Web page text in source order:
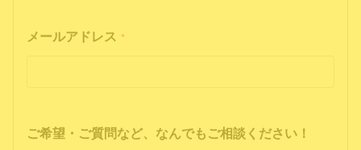
メールアドレス *
ご希望・ご質問など、なんでもご相談ください！